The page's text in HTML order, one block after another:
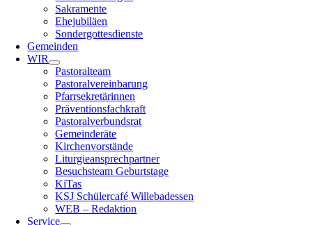
Sakramente
Ehejubiläen
Sondergottesdienste
Gemeinden
WIR
Pastoralteam
Pastoralvereinbarung
Pfarrsekretärinnen
Präventionsfachkraft
Pastoralverbundsrat
Gemeinderäte
Kirchenvorstände
Liturgieansprechpartner
Besuchsteam Geburtstage
KiTas
KSJ Schülercafé Willebadessen
WEB – Redaktion
Service